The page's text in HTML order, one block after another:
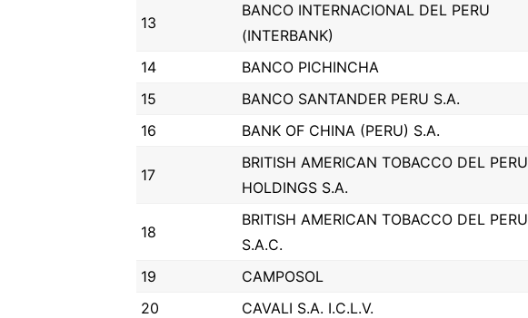
13
BANCO INTERNACIONAL DEL PERU
(INTERBANK)
14 BANCO PICHINCHA
15
BANCO SANTANDER PERU S.A.
16
BANK OF CHINA (PERU) S.A.
17
BRITISH AMERICAN TOBACCO DEL PERU
HOLDINGS S.A.
18
BRITISH AMERICAN TOBACCO DEL PERU
S.A.C.
19 CAMPOSOL
20
CAVALI S.A. I.C.L.V.